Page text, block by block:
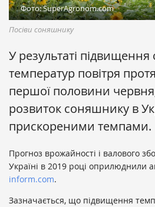
Фото: SuperAgronom.com
Посіви соняшнику
У результаті підвищення
температур повітря
першої половини
розвиток соняшнику в
прискореними темпами.
Прогноз врожайності і валового
Україні в 2019 році оприлюднили
inform.com.
Зазначається, що підвищення